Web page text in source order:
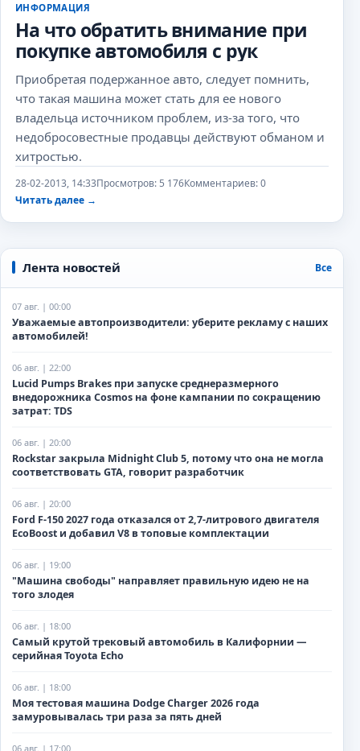
ИНФОРМАЦИЯ
На что обратить внимание при
покупке автомобиля с рук
Приобретая подержанное авто, следует помнить,
что такая машина может стать для ее нового
владельца источником проблем, из-за того, что
недобросовестные продавцы действуют обманом и
хитростью.
28-02-2013, 14:33Просмотров: 5 176Комментариев: 0
Читать далее →
Лента новостей Все
07 авг. | 00:00
Уважаемые автопроизводители: уберите рекламу с наших
автомобилей!
06 авг. | 22:00
Lucid Pumps Brakes при запуске среднеразмерного
внедорожника Cosmos на фоне кампании по сокращению
затрат: TDS
06 авг. | 20:00
Rockstar закрыла Midnight Club 5, потому что она не могла
соответствовать GTA, говорит разработчик
06 авг. | 20:00
Ford F-150 2027 года отказался от 2,7-литрового двигателя
EcoBoost и добавил V8 в топовые комплектации
06 авг. | 19:00
"Машина свободы" направляет правильную идею не на
того злодея
06 авг. | 18:00
Самый крутой трековый автомобиль в Калифорнии —
серийная Toyota Echo
06 авг. | 18:00
Моя тестовая машина Dodge Charger 2026 года
замуровывалась три раза за пять дней
06 авг. | 17:00